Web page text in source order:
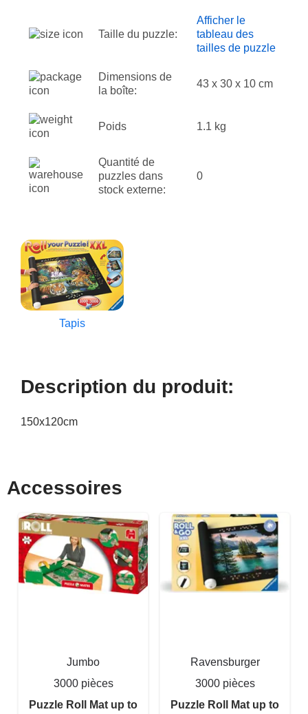
Taille du puzzle:
Afficher le
tableau des
tailles de puzzle
Dimensions de
la boîte:
43 x 30 x 10 cm
Poids 1.1 kg
Quantité de
puzzles dans
stock externe:
0
Tapis
Description du produit:
150x120cm
Accessoires
Jumbo
3000 pièces
Puzzle Roll Mat up to
Ravensburger
3000 pièces
Puzzle Roll Mat up to